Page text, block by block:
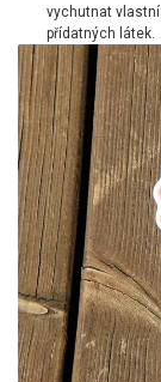
vychutnat
přídatných látek.